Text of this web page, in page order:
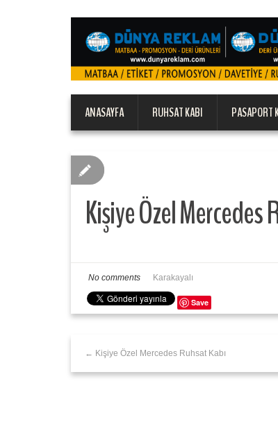
ANASAYFA RUHSAT KABI PASAPORT
Kişiye Özel Mercedes
No comments Karakayalı
Save
← Kişiye Özel Mercedes Ruhsat Kabı